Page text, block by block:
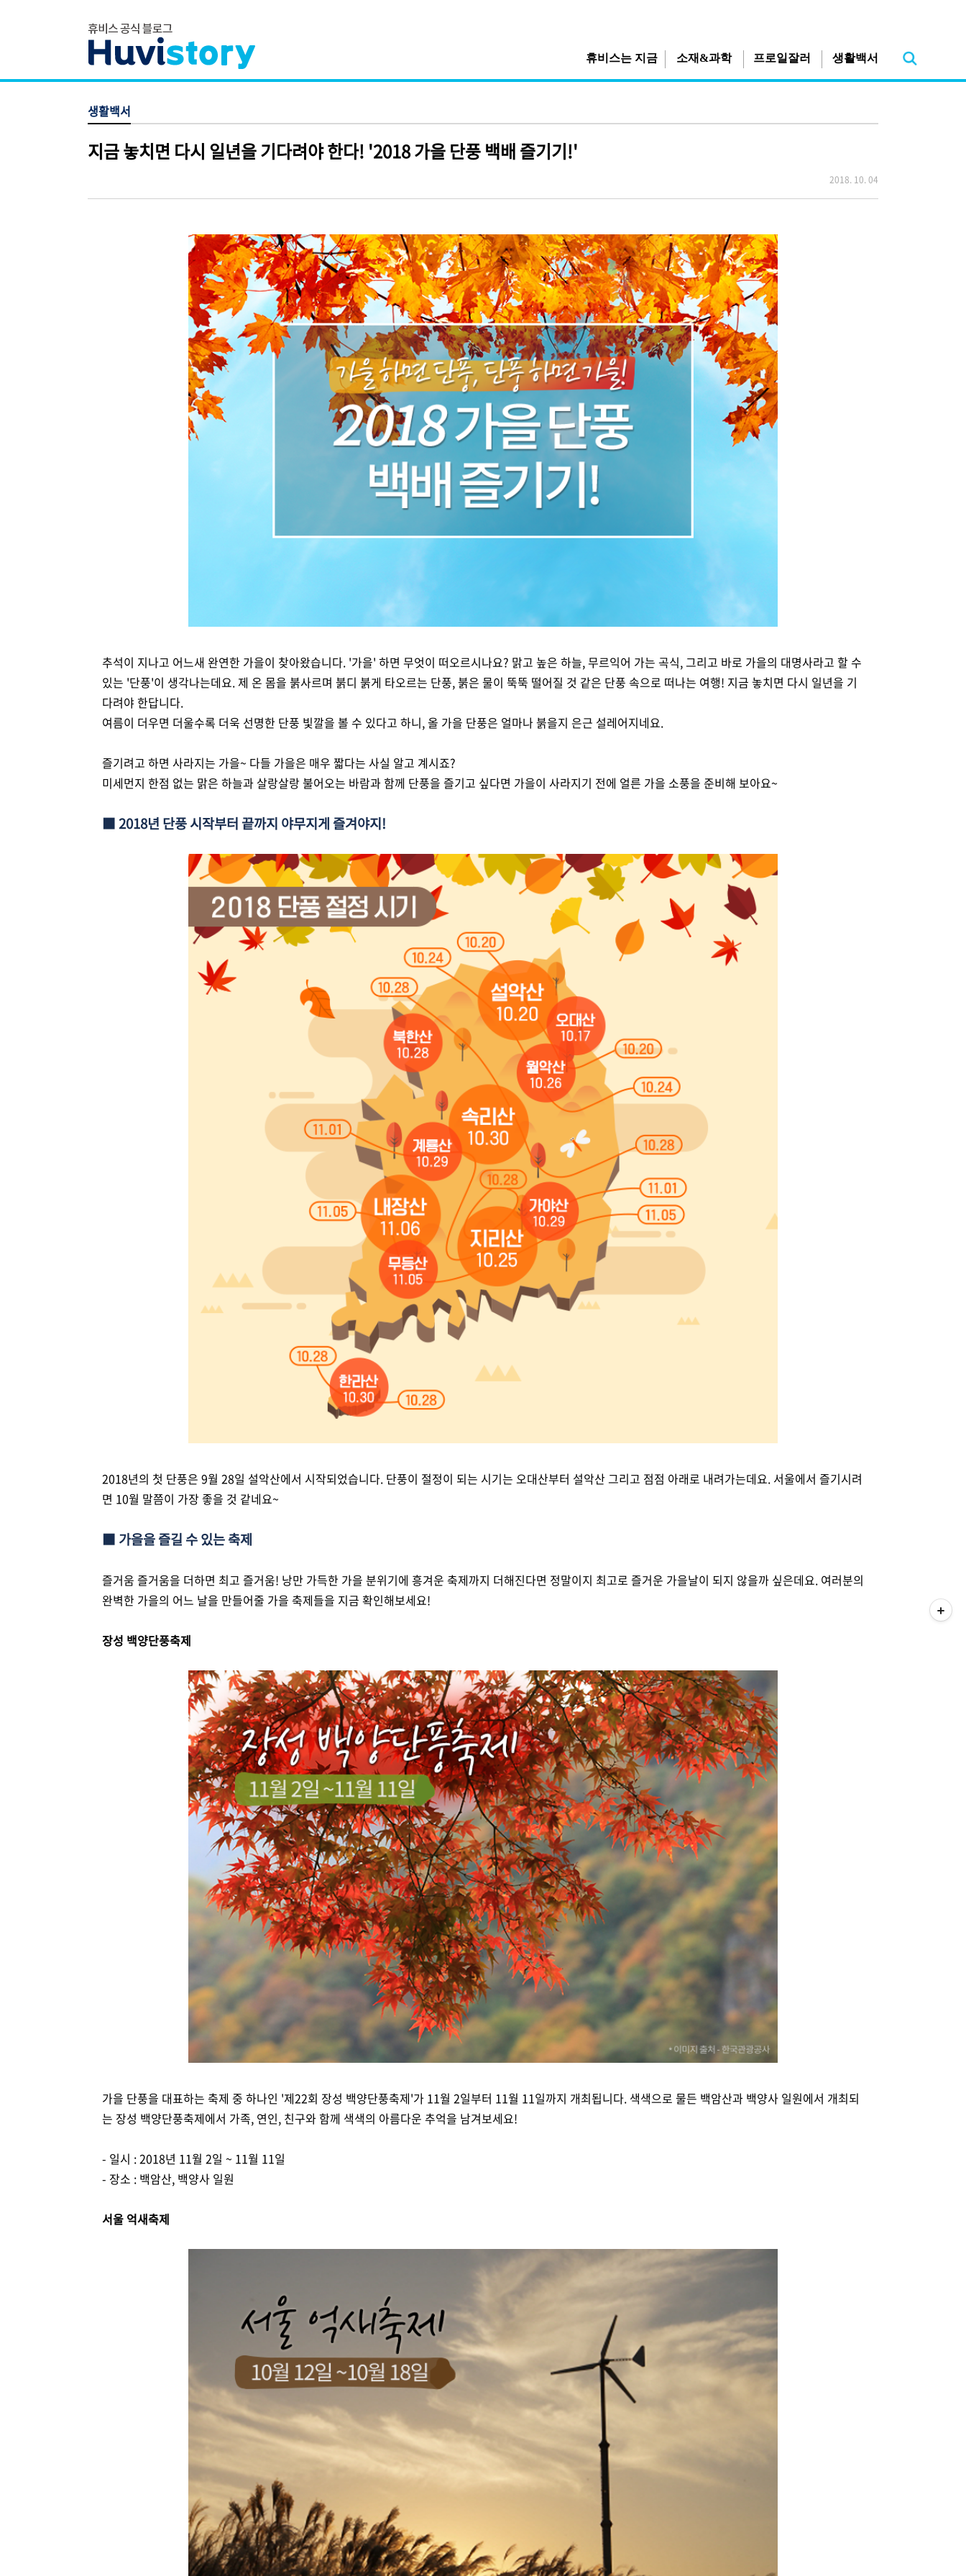
휴비스는 지금 소재&과학 프로일잘러 생활백서
생활백서
지금 놓치면 다시 일년을 기다려야 한다! '2018 가을 단풍 백배 즐기기!'
2018. 10. 04
추석이 지나고 어느새 완연한 가을이 찾아왔습니다. '가을' 하면 무엇이 떠오르시나요? 맑고 높은 하늘, 무르익어 가는 곡식, 그리고 바로 가을의 대명사라고 할 수
있는 '단풍'이 생각나는데요. 제 온 몸을 붉사르며 붉디 붉게 타오르는 단풍, 붉은 물이 뚝뚝 떨어질 것 같은 단풍 속으로 떠나는 여행! 지금 놓치면 다시 일년을 기
다려야 한답니다.
여름이 더우면 더울수록 더욱 선명한 단풍 빛깔을 볼 수 있다고 하니, 올 가을 단풍은 얼마나 붉을지 은근 설레어지네요.
즐기려고 하면 사라지는 가을~ 다들 가을은 매우 짧다는 사실 알고 계시죠?
미세먼지 한점 없는 맑은 하늘과 살랑살랑 불어오는 바람과 함께 단풍을 즐기고 싶다면 가을이 사라지기 전에 얼른 가을 소풍을 준비해 보아요~
■ 2018년 단풍 시작부터 끝까지 야무지게 즐겨야지!
2018년의 첫 단풍은 9월 28일 설악산에서 시작되었습니다. 단풍이 절정이 되는 시기는 오대산부터 설악산 그리고 점점 아래로 내려가는데요. 서울에서 즐기시려
면 10월 말쯤이 가장 좋을 것 같네요~
■ 가을을 즐길 수 있는 축제
즐거움 즐거움을 더하면 최고 즐거움! 낭만 가득한 가을 분위기에 흥겨운 축제까지 더해진다면 정말이지 최고로 즐거운 가을날이 되지 않을까 싶은데요. 여러분의
완벽한 가을의 어느 날을 만들어줄 가을 축제들을 지금 확인해보세요!
장성 백양단풍축제
가을 단풍을 대표하는 축제 중 하나인 '제22회 장성 백양단풍축제'가 11월 2일부터 11월 11일까지 개최됩니다. 색색으로 물든 백암산과 백양사 일원에서 개최되
는 장성 백양단풍축제에서 가족, 연인, 친구와 함께 색색의 아름다운 추억을 남겨보세요!
- 일시 : 2018년 11월 2일 ~ 11월 11일
- 장소 : 백암산, 백양사 일원
서울 억새축제